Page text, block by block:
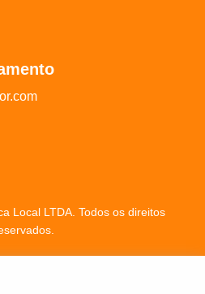
Local LTDA. Todos os direitos